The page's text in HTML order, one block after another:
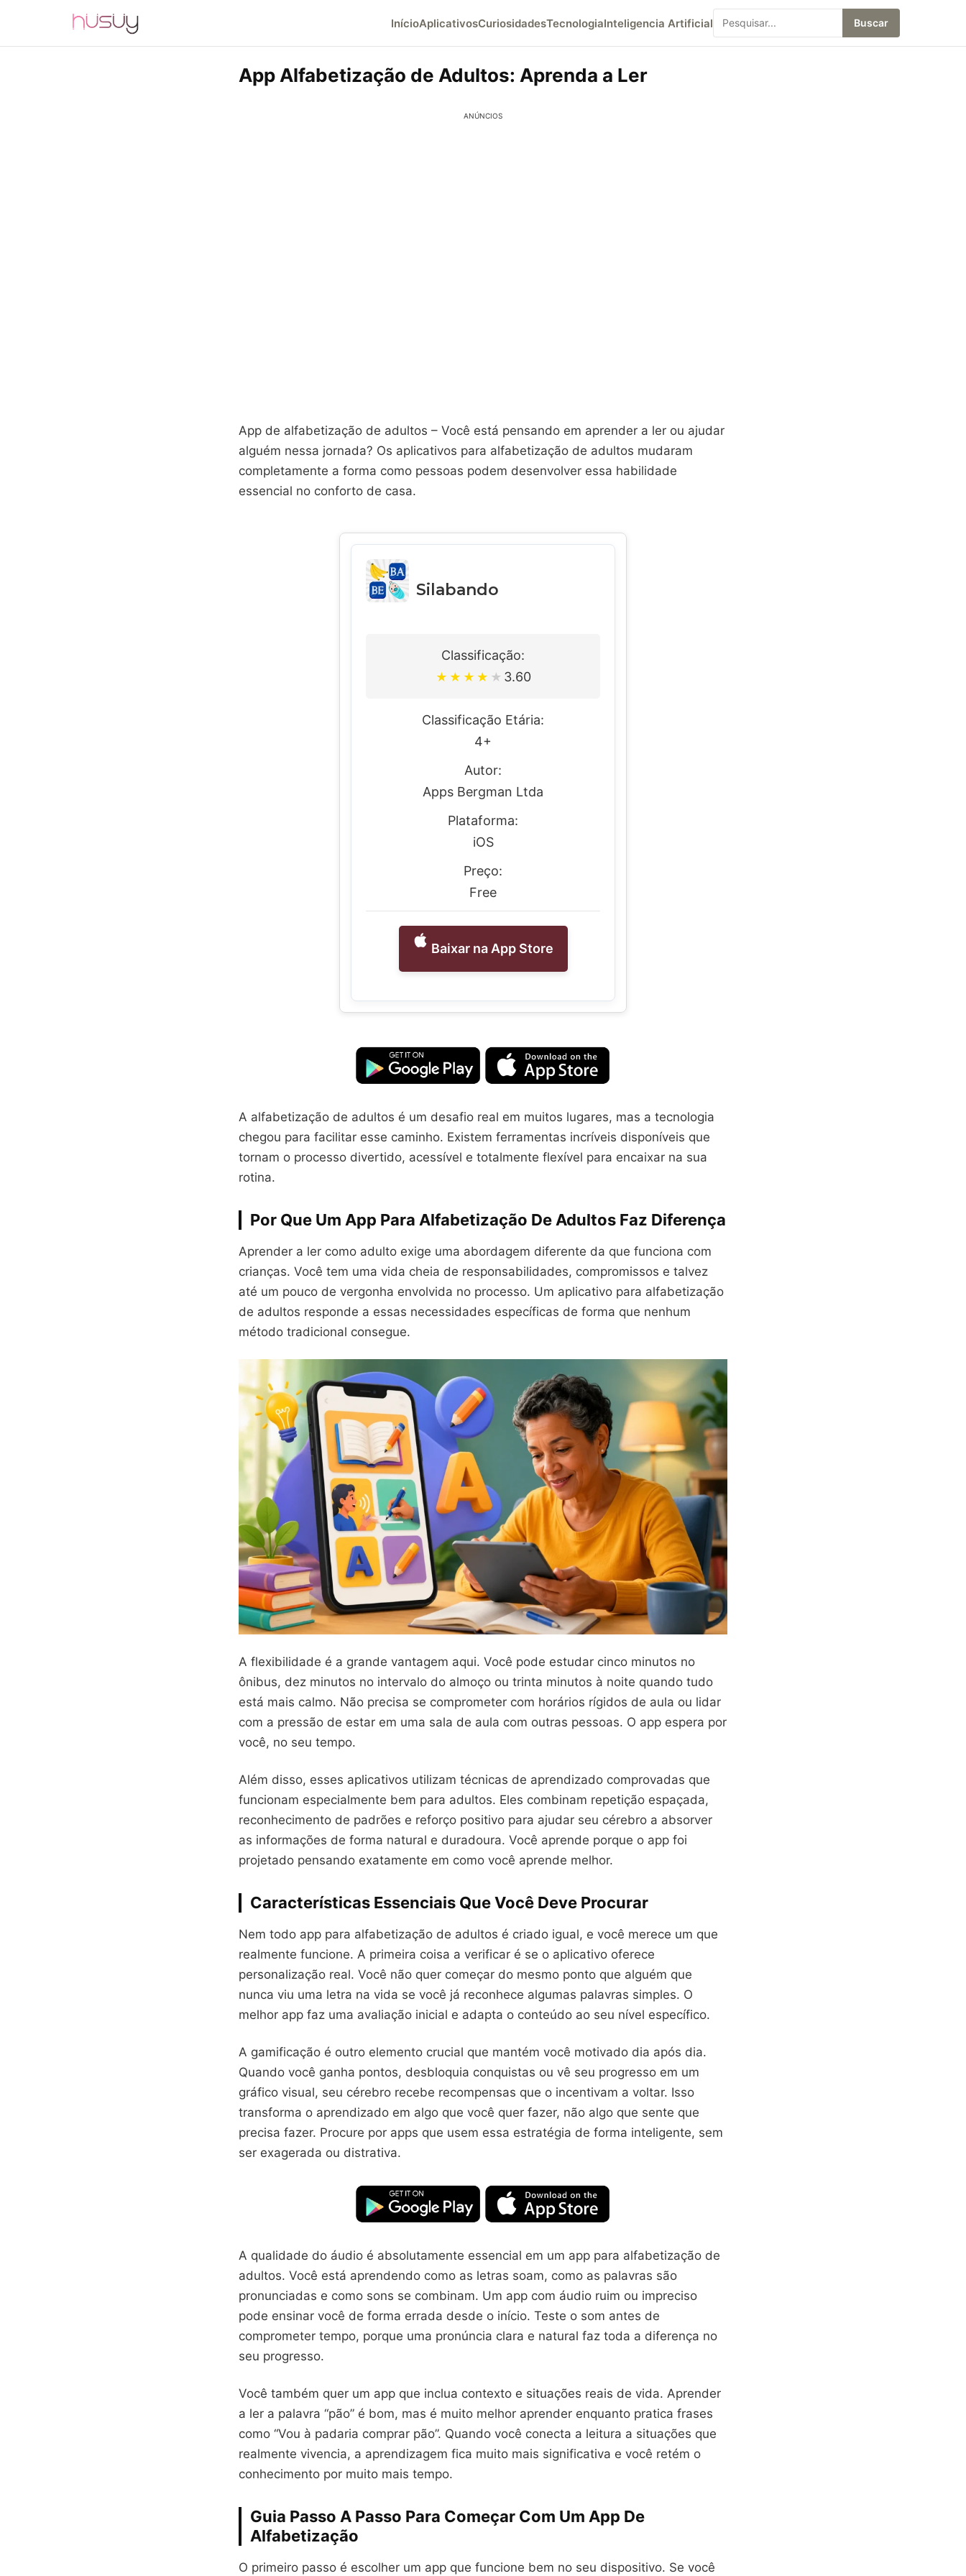
InícioAplicativosCuriosidadesTecnologiaInteligencia Artificial Buscar
App Alfabetização de Adultos: Aprenda a Ler
ANÚNCIOS
App de alfabetização de adultos – Você está pensando em aprender a ler ou ajudar
alguém nessa jornada? Os aplicativos para alfabetização de adultos mudaram
completamente a forma como pessoas podem desenvolver essa habilidade
essencial no conforto de casa.
Silabando
Classificação:
★ ★ ★ ★ ★ 3.60
Classificação Etária:
4+
Autor:
Apps Bergman Ltda
Plataforma:
iOS
Preço:
Free
Baixar na App Store
A alfabetização de adultos é um desafio real em muitos lugares, mas a tecnologia
chegou para facilitar esse caminho. Existem ferramentas incríveis disponíveis que
tornam o processo divertido, acessível e totalmente flexível para encaixar na sua
rotina.
Por Que Um App Para Alfabetização De Adultos Faz Diferença
Aprender a ler como adulto exige uma abordagem diferente da que funciona com
crianças. Você tem uma vida cheia de responsabilidades, compromissos e talvez
até um pouco de vergonha envolvida no processo. Um aplicativo para alfabetização
de adultos responde a essas necessidades específicas de forma que nenhum
método tradicional consegue.
A flexibilidade é a grande vantagem aqui. Você pode estudar cinco minutos no
ônibus, dez minutos no intervalo do almoço ou trinta minutos à noite quando tudo
está mais calmo. Não precisa se comprometer com horários rígidos de aula ou lidar
com a pressão de estar em uma sala de aula com outras pessoas. O app espera por
você, no seu tempo.
Além disso, esses aplicativos utilizam técnicas de aprendizado comprovadas que
funcionam especialmente bem para adultos. Eles combinam repetição espaçada,
reconhecimento de padrões e reforço positivo para ajudar seu cérebro a absorver
as informações de forma natural e duradoura. Você aprende porque o app foi
projetado pensando exatamente em como você aprende melhor.
Características Essenciais Que Você Deve Procurar
Nem todo app para alfabetização de adultos é criado igual, e você merece um que
realmente funcione. A primeira coisa a verificar é se o aplicativo oferece
personalização real. Você não quer começar do mesmo ponto que alguém que
nunca viu uma letra na vida se você já reconhece algumas palavras simples. O
melhor app faz uma avaliação inicial e adapta o conteúdo ao seu nível específico.
A gamificação é outro elemento crucial que mantém você motivado dia após dia.
Quando você ganha pontos, desbloquia conquistas ou vê seu progresso em um
gráfico visual, seu cérebro recebe recompensas que o incentivam a voltar. Isso
transforma o aprendizado em algo que você quer fazer, não algo que sente que
precisa fazer. Procure por apps que usem essa estratégia de forma inteligente, sem
ser exagerada ou distrativa.
A qualidade do áudio é absolutamente essencial em um app para alfabetização de
adultos. Você está aprendendo como as letras soam, como as palavras são
pronunciadas e como sons se combinam. Um app com áudio ruim ou impreciso
pode ensinar você de forma errada desde o início. Teste o som antes de
comprometer tempo, porque uma pronúncia clara e natural faz toda a diferença no
seu progresso.
Você também quer um app que inclua contexto e situações reais de vida. Aprender
a ler a palavra “pão” é bom, mas é muito melhor aprender enquanto pratica frases
como “Vou à padaria comprar pão”. Quando você conecta a leitura a situações que
realmente vivencia, a aprendizagem fica muito mais significativa e você retém o
conhecimento por muito mais tempo.
Guia Passo A Passo Para Começar Com Um App De
Alfabetização
O primeiro passo é escolher um app que funcione bem no seu dispositivo. Se você